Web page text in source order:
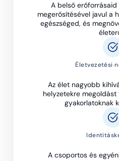
A belső
megerősítésével javul a
egészséged, és
Életvezetési
Az élet nagyobb
helyzetekre
gyakorlatoknak
A csoportos és